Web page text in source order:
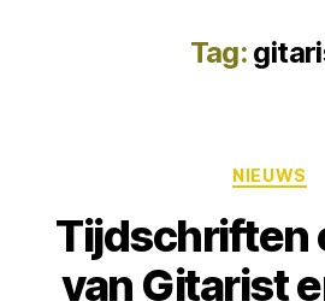
Tag:
NIEUWS
Tijdschriften
van Gitarist